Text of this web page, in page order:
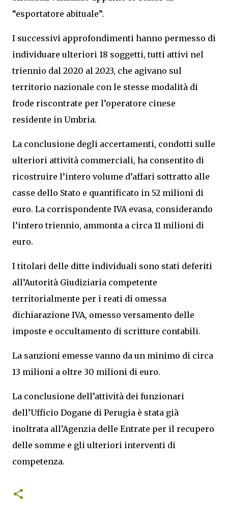
“esportatore abituale”.
I successivi approfondimenti hanno permesso di
individuare ulteriori 18 soggetti, tutti attivi nel
triennio dal 2020 al 2023, che agivano sul
territorio nazionale con le stesse modalità di
frode riscontrate per l’operatore cinese
residente in Umbria.
La conclusione degli accertamenti, condotti sulle
ulteriori attività commerciali, ha consentito di
ricostruire l’intero volume d’affari sottratto alle
casse dello Stato e quantificato in 52 milioni di
euro. La corrispondente IVA evasa, considerando
l’intero triennio, ammonta a circa 11 milioni di
euro.
I titolari delle ditte individuali sono stati deferiti
all’Autorità Giudiziaria competente
territorialmente per i reati di omessa
dichiarazione IVA, omesso versamento delle
imposte e occultamento di scritture contabili.
La sanzioni emesse vanno da un minimo di circa
13 milioni a oltre 30 milioni di euro.
La conclusione dell’attività dei funzionari
dell’Ufficio Dogane di Perugia è stata già
inoltrata all’Agenzia delle Entrate per il recupero
delle somme e gli ulteriori interventi di
competenza.